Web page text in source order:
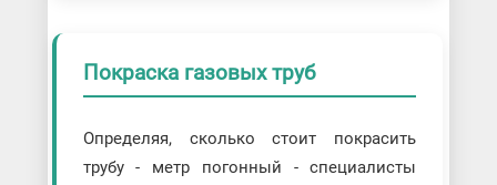
Покраска газовых труб
Определяя, сколько стоит покрасить
трубу - метр погонный - специалисты